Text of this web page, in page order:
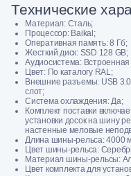
Технические
Материал: Сталь;
Процессор: Baikal;
Оперативная память: 8 Гб;
Жесткий диск: SSD 128 GB;
Аудиосистема: Встроенная
Цвет: По каталогу RAL;
Внешние разъемы: USB
слот;
Система охлаждения: Да;
Комплект поставки
установки досок на шину
настенные меловые
Длина шины-рельса: 4000
Цвет шины-рельса:
Материал шины-рельсы:
Цвет комплекта для